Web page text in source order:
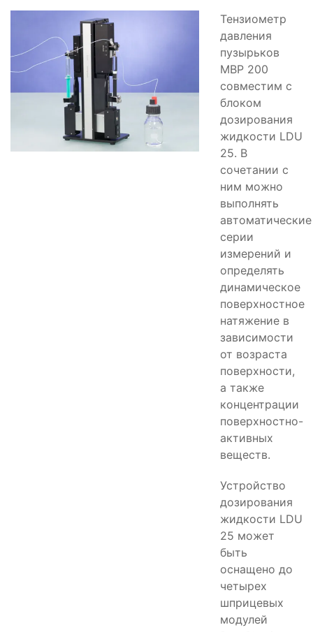
Тензиометр
давления
пузырьков
MBP 200
совместим с
блоком
дозирования
жидкости LDU
25. В
сочетании с
ним можно
выполнять
автоматические
серии
измерений и
определять
динамическое
поверхностное
натяжение в
зависимости
от возраста
поверхности,
а также
концентрации
поверхностно-
активных
веществ.
Устройство
дозирования
жидкости LDU
25 может
быть
оснащено до
четырех
шприцевых
модулей